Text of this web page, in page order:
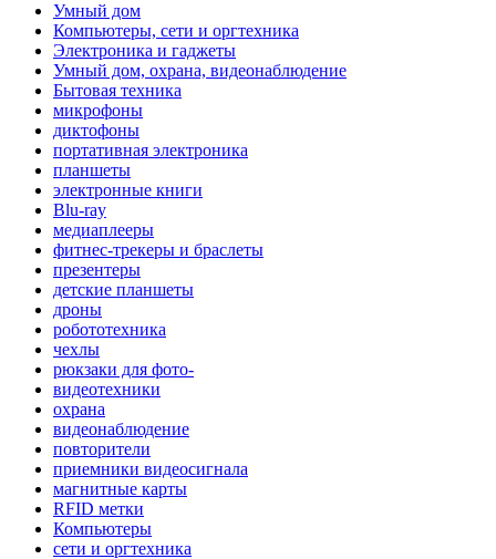
Умный дом
Компьютеры, сети и оргтехника
Электроника и гаджеты
Умный дом, охрана, видеонаблюдение
Бытовая техника
микрофоны
диктофоны
портативная электроника
планшеты
электронные книги
Blu-ray
медиаплееры
фитнес-трекеры и браслеты
презентеры
детские планшеты
дроны
робототехника
чехлы
рюкзаки для фото-
видеотехники
охрана
видеонаблюдение
повторители
приемники видеосигнала
магнитные карты
RFID метки
Компьютеры
сети и оргтехника